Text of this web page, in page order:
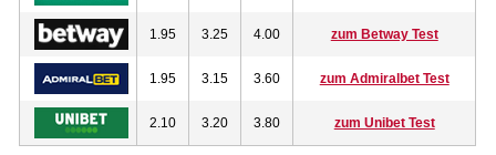
1.95 3.25 4.00 zum Betway Test
1.95 3.15 3.60 zum Admiralbet Test
2.10 3.20 3.80 zum Unibet Test